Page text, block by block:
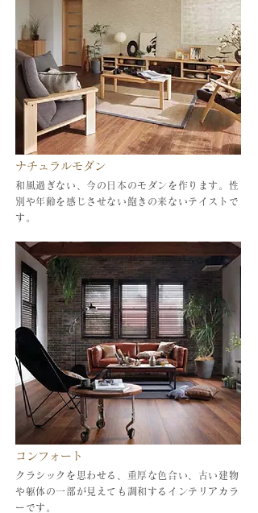
ナチュラルモダン
和風過ぎない、今の日本のモダンを作ります。性
別や年齢を感じさせない飽きの来ないテイストで
す。
コンフォート
クラシックを思わせる、重厚な色合い、古い建物
や躯体の一部が見えても調和するインテリアカラ
ーです。